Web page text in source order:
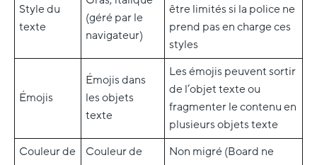
Style du
texte
(géré par le
navigateur)
être limités si la police ne
prend pas en charge ces
styles
Émojis
Émojis dans
les objets
texte
Les émojis peuvent sortir
de l’objet texte ou
fragmenter le contenu en
plusieurs objets texte
Couleur de
Couleur de
Non migré (Board ne